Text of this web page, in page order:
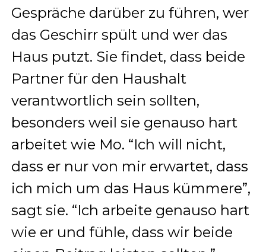
Gespräche darüber zu führen, wer
das Geschirr spült und wer das
Haus putzt. Sie findet, dass beide
Partner für den Haushalt
verantwortlich sein sollten,
besonders weil sie genauso hart
arbeitet wie Mo. “Ich will nicht,
dass er nur von mir erwartet, dass
ich mich um das Haus kümmere”,
sagt sie. “Ich arbeite genauso hart
wie er und fühle, dass wir beide